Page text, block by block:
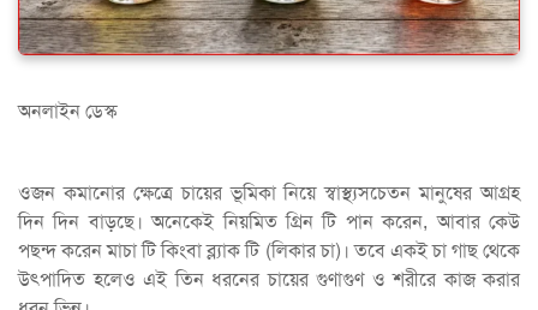
অনলাইন ডেস্ক
ওজন কমানোর ক্ষেত্রে চায়ের ভূমিকা নিয়ে স্বাস্থ্যসচেতন মানুষের আগ্রহ
দিন দিন বাড়ছে। অনেকেই নিয়মিত গ্রিন টি পান করেন, আবার কেউ
পছন্দ করেন মাচা টি কিংবা ব্ল্যাক টি (লিকার চা)। তবে একই চা গাছ থেকে
উৎপাদিত হলেও এই তিন ধরনের চায়ের গুণাগুণ ও শরীরে কাজ করার